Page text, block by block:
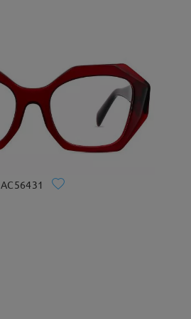
AC56431